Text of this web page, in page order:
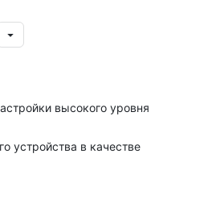
высокого уровня
устройства в качестве